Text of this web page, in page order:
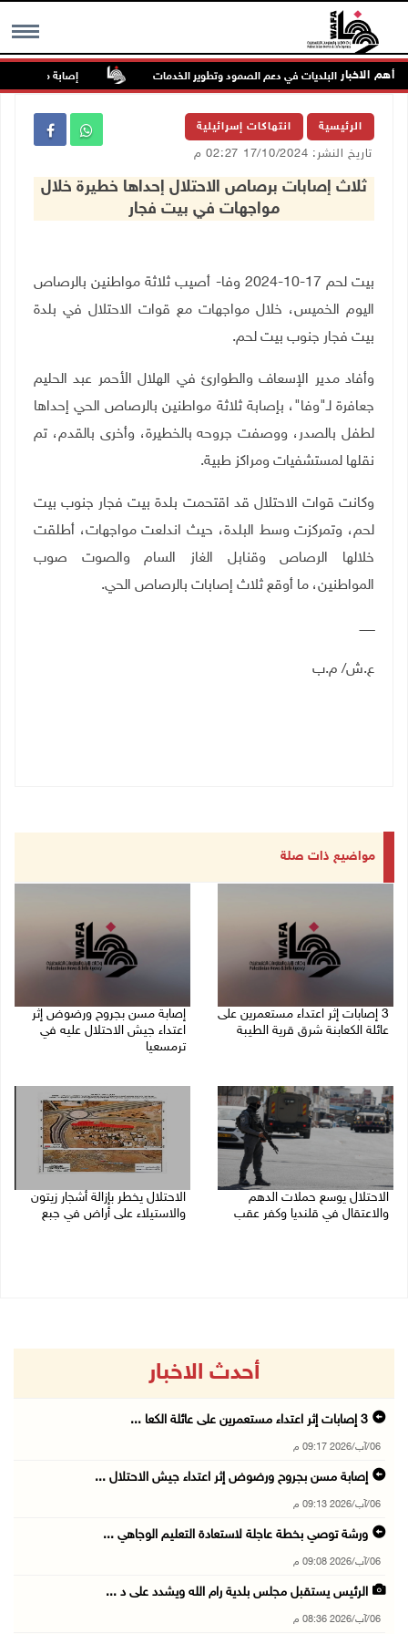
MENU أهم الاخبار
على دور البلديات في دعم الصمود وتطوير الخدمات إصابة مسن بجروح
الرئيسية انتهاكات إسرائيلية
تاريخ النشر: 17/10/2024 02:27 م
ثلاث إصابات برصاص الاحتلال إحداها خطيرة خلال
مواجهات في بيت فجار
بيت لحم 17-10-2024 وفا- أصيب ثلاثة مواطنين بالرصاص
اليوم الخميس، خلال مواجهات مع قوات الاحتلال في بلدة
بيت فجار جنوب بيت لحم.
وأفاد مدير الإسعاف والطوارئ في الهلال الأحمر عبد الحليم
جعافرة لـ"وفا"، بإصابة ثلاثة مواطنين بالرصاص الحي إحداها
لطفل بالصدر، ووصفت جروحه بالخطيرة، وأخرى بالقدم، تم
نقلها لمستشفيات ومراكز طبية.
وكانت قوات الاحتلال قد اقتحمت بلدة بيت فجار جنوب بيت
لحم، وتمركزت وسط البلدة، حيث اندلعت مواجهات، أطلقت
خلالها الرصاص وقنابل الغاز السام والصوت صوب
المواطنين، ما أوقع ثلاث إصابات بالرصاص الحي.
ــــــــ
ع.ش/ م.ب
مواضيع ذات صلة
‏3 إصابات إثر اعتداء مستعمرين على
عائلة الكعابنة شرق قرية الطيبة
إصابة مسن بجروح ورضوض إثر
اعتداء جيش الاحتلال عليه في
ترمسعيا
الاحتلال يوسع حملات الدهم
والاعتقال في قلنديا وكفر عقب
الاحتلال يخطر بإزالة أشجار زيتون
والاستيلاء على أراض في جبع
أحدث الاخبار
06/آب/2026 09:17 م
إصابة مسن بجروح ورضوض إثر اعتداء جيش الاحتلال ...
06/آب/2026 09:13 م
ورشة توصي بخطة عاجلة لاستعادة التعليم الوجاهي ...
06/آب/2026 09:08 م
الرئيس يستقبل مجلس بلدية رام الله ويشدد على د ...
06/آب/2026 08:36 م